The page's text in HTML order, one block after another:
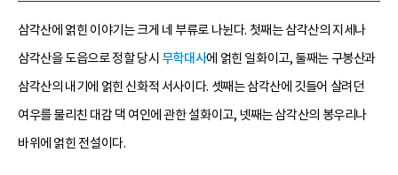
삼각산에 얽힌 이야기는 크게 네 부류로 나뉜다. 첫째는 삼각산의 지세나
삼각산을 도읍으로 정할 당시 무학대사에 얽힌 일화이고, 둘째는 구봉산과
삼각산의 내기에 얽힌 신화적 서사이다. 셋째는 삼각산에 깃들어 살려던
여우를 물리친 대감 댁 여인에 관한 설화이고, 넷째는 삼각산의 봉우리나
바위에 얽힌 전설이다.